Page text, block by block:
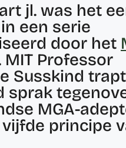
jl. was het
een serie
door het
MIT Professor
Susskind
sprak
MGA-
principe